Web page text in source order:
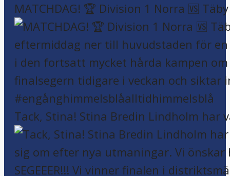
MATCHDAG! 🏆 Division 1 Norra 🆚
Tack, Stina! Stina Bredin Lindholm har
SEGEEER!!! Vi vinner finalen i